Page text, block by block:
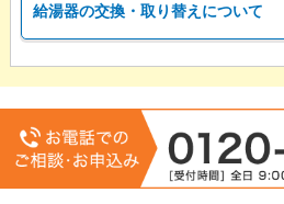
給湯器の交換・取り替えについて